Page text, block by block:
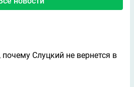
Слуцкий не вернется в